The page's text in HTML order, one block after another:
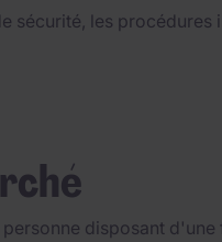
sécurité, les
disposant